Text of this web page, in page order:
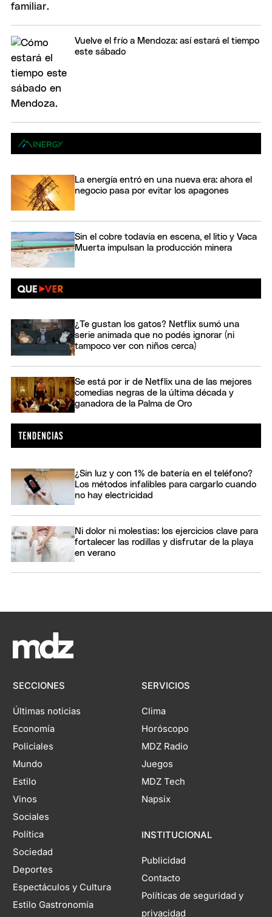
Vuelve el frío a Mendoza: así estará el tiempo
este sábado
La energía entró en una nueva era: ahora el
negocio pasa por evitar los apagones
Sin el cobre todavía en escena, el litio y Vaca
Muerta impulsan la producción minera
¿Te gustan los gatos? Netflix sumó una
serie animada que no podés ignorar (ni
tampoco ver con niños cerca)
Se está por ir de Netflix una de las mejores
comedias negras de la última década y
ganadora de la Palma de Oro
¿Sin luz y con 1% de batería en el teléfono?
Los métodos infalibles para cargarlo cuando
no hay electricidad
Ni dolor ni molestias: los ejercicios clave para
fortalecer las rodillas y disfrutar de la playa
en verano
SECCIONES
Últimas noticias
Economía
Policiales
Mundo
Estilo
Vinos
Sociales
Política
Sociedad
Deportes
Espectáculos y Cultura
Estilo Gastronomía
SERVICIOS
Clima
Horóscopo
MDZ Radio
Juegos
MDZ Tech
Napsix
INSTITUCIONAL
Publicidad
Contacto
Políticas de seguridad y
privacidad